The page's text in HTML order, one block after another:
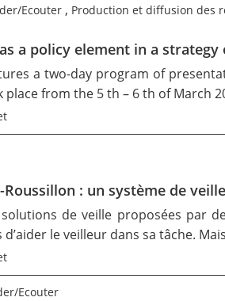
?
Ecouter , Production et diffusion des
a policy element in a
a two-day program of
place from the 5 th – 6 th of March
Roussillon : un système de
de veille proposées par
d’aider le veilleur dans sa tâche.
Ecouter